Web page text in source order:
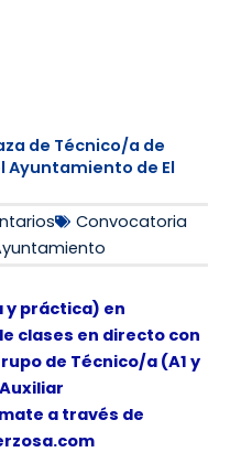
de Técnico/a de
Ayuntamiento de El
Convocatoria
práctica) en
clases en directo con
de Técnico/a (A1 y
a través de